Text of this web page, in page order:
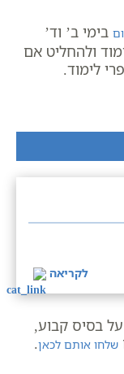
בימי ב’ וד’
ולהחליט אם
לימוד.
לקריאה
בסיס קבוע,
שלחו אותם לכאן.